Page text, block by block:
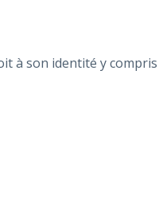
à son identité y